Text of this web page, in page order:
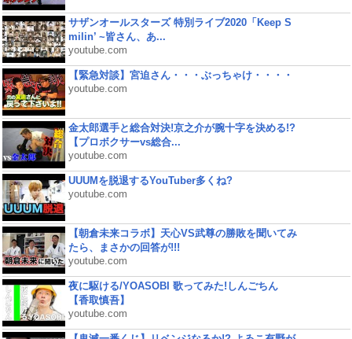
サザンオールスターズ 特別ライブ2020「Keep S
milin’ ~皆さん、あ...
youtube.com
【緊急対談】宮迫さん・・・ぶっちゃけ・・・・
youtube.com
金太郎選手と総合対決!京之介が腕十字を決める!?
【プロボクサーvs総合...
youtube.com
UUUMを脱退するYouTuber多くね?
youtube.com
【朝倉未来コラボ】天心VS武尊の勝敗を聞いてみ
たら、まさかの回答が!!!
youtube.com
夜に駆ける/YOASOBI 歌ってみた!しんごちん
【香取慎吾】
youtube.com